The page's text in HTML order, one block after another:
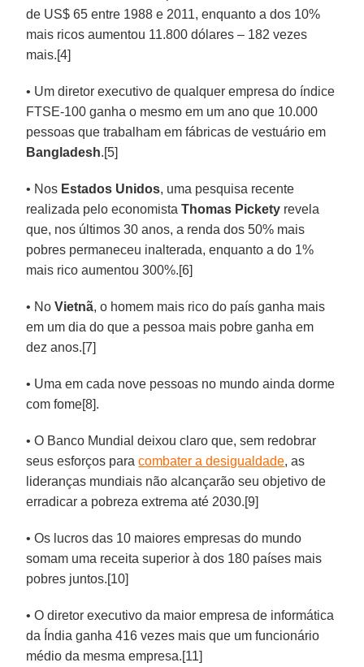
de US$ 65 entre 1988 e 2011, enquanto a dos 10%
mais ricos aumentou 11.800 dólares – 182 vezes
mais.[4]
• Um diretor executivo de qualquer empresa do índice
FTSE-100 ganha o mesmo em um ano que 10.000
pessoas que trabalham em fábricas de vestuário em
Bangladesh.[5]
• Nos Estados Unidos, uma pesquisa recente
realizada pelo economistaThomas Pickety revela
que, nos últimos 30 anos, a renda dos 50% mais
pobres permaneceu inalterada, enquanto a do 1%
mais rico aumentou 300%.[6]
• NoVietnã, o homem mais rico do país ganha mais
em um dia do que a pessoa mais pobre ganha em
dez anos.[7]
• Uma em cada nove pessoas no mundo ainda dorme
com fome[8].
• O Banco Mundial deixou claro que, sem redobrar
seus esforços paracombater a desigualdade, as
lideranças mundiais não alcançarão seu objetivo de
erradicar a pobreza extrema até 2030.[9]
• Os lucros das 10 maiores empresas do mundo
somam uma receita superior à dos 180 países mais
pobres juntos.[10]
• O diretor executivo da maior empresa de informática
da Índia ganha 416 vezes mais que um funcionário
médio da mesma empresa.[11]